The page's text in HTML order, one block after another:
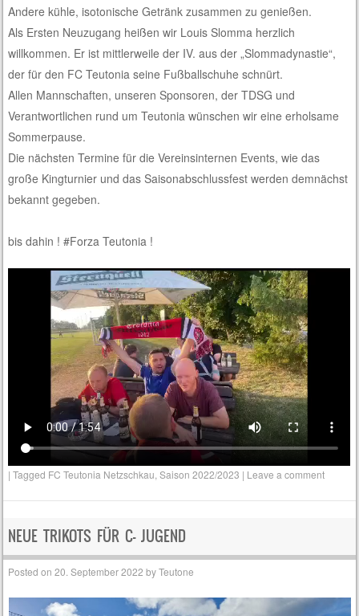
Andere kühle, isotonische Getränk zusammen zu genießen.
Als Ersten Neuzugang heißen wir Louis Slomma herzlich
willkommen. Er ist mittlerweile der IV. aus der „Slommadynastie“,
der für den FC Teutonia seine Fußballschuhe schnürt.
Allen Mannschaften, unseren Sponsoren, der TDSG und
Verantwortlichen rund um Teutonia wünschen wir eine erholsame
Sommerpause.
Die nächsten Termine für die Vereinsinternen Events, wie das
große Kingturnier und das Saisonabschlussfest werden demnächst
bekannt gegeben.
bis dahin ! #Forza Teutonia !
|Tagged FC Teutonia Netzschkau ,Saison 2022/2023 | Leave a comment
NEUE TRIKOTS FÜR C- JUGEND
Posted on20. September 2022 byTeutone